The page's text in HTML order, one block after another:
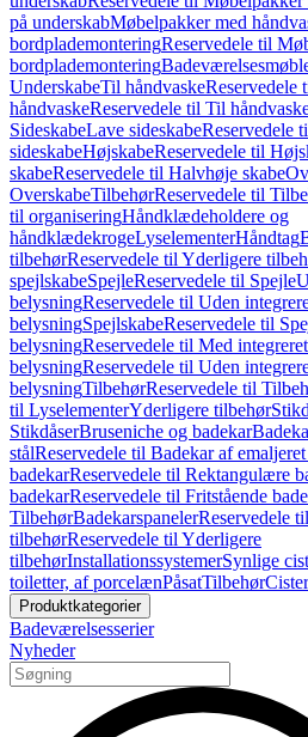
på underskabMøbelpakker med
bordplademonteringReservedele til
bordplademontering
UnderskabeTil håndvaskeReservedele
håndvaskeReservedele til Til
SideskabeLave sideskabeReservedele
sideskabeHøjskabeReservedele til
skabeReservedele til Halvhøje skabe
OverskabeTilbehørReservedele til
til organiseringHåndklædeholdere og
håndklædekrogeLyselementerHåndtag
tilbehørReservedele til Yderligere
spejlskabeSpejleReservedele til Spejle
belysningReservedele til Uden
belysningSpejlskabeReservedele til
belysningReservedele til Med
belysningReservedele til Uden
belysningTilbehørReservedele til
til LyselementerYderligere tilbehør
StikdåserBruseniche og badekar
stålReservedele til Badekar af emaljeret
badekarReservedele til Rektangulære
badekarReservedele til Fritstående
TilbehørBadekarspanelerReservedele
tilbehørReservedele til Yderligere
tilbehørInstallationssystemerSynlige
toiletter, af porcelænPåsatTilbehør
Produktkategorier
Badeværelsesserier
Nyheder